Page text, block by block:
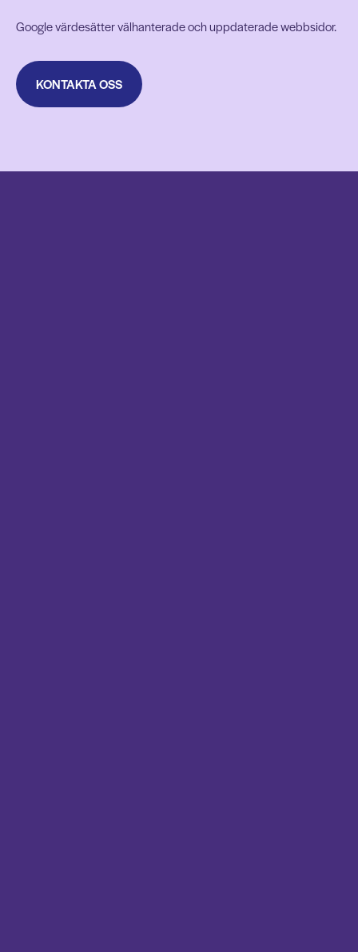
Google värdesätter välhanterade och uppdaterade webbsidor.
KONTAKTA OSS